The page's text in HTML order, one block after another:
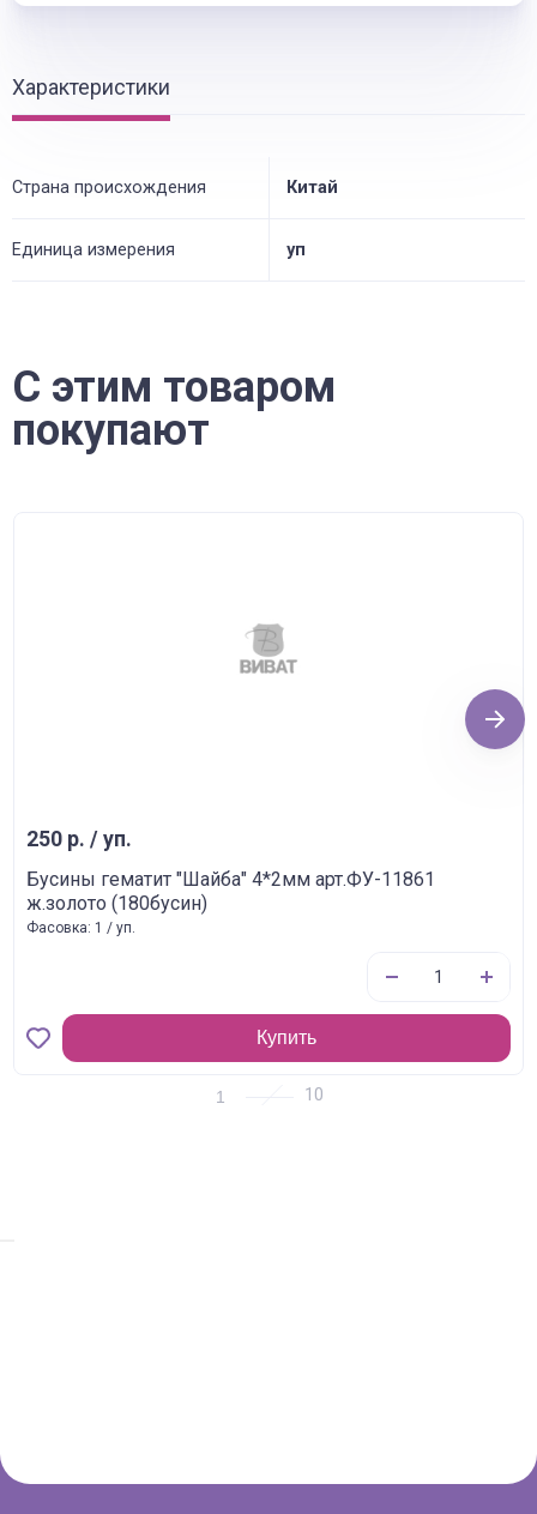
Характеристики
Страна происхождения Китай
Единица измерения уп
С этим товаром
покупают
250 р. / уп.
Бусины гематит "Шайба" 4*2мм арт.ФУ-11861
ж.золото (180бусин)
Фасовка: 1 / уп.
Купить
Next
1